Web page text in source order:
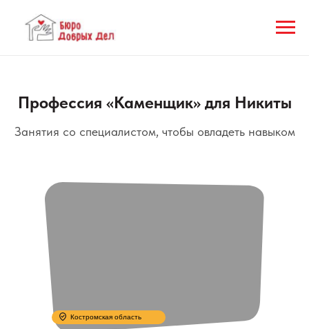
Профессия «Каменщик» для Никиты
Занятия со специалистом, чтобы овладеть навыком
Костромская область